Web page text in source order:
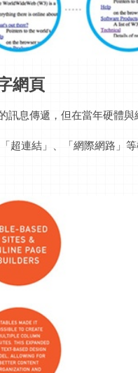
網頁
訊息傳遞，但在當年硬體
超連結」、「網際網路」等